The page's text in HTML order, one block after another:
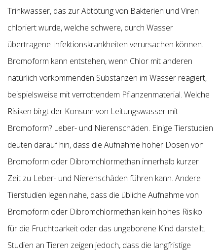
Trinkwasser, das zur Abtötung von Bakterien und Viren
chloriert wurde, welche schwere, durch Wasser
übertragene Infektionskrankheiten verursachen können.
Bromoform kann entstehen, wenn Chlor mit anderen
natürlich vorkommenden Substanzen im Wasser reagiert,
beispielsweise mit verrottendem Pflanzenmaterial. Welche
Risiken birgt der Konsum von Leitungswasser mit
Bromoform? Leber- und Nierenschäden. Einige Tierstudien
deuten darauf hin, dass die Aufnahme hoher Dosen von
Bromoform oder Dibromchlormethan innerhalb kurzer
Zeit zu Leber- und Nierenschäden führen kann. Andere
Tierstudien legen nahe, dass die übliche Aufnahme von
Bromoform oder Dibromchlormethan kein hohes Risiko
für die Fruchtbarkeit oder das ungeborene Kind darstellt.
Studien an Tieren zeigen jedoch, dass die langfristige